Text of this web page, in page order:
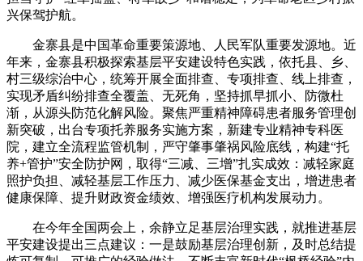
兴保驾护航。
金寨县是中国革命重要策源地、人民军队重要发源地。近
年来，金寨县积极探索基层平安建设特色实践，依托县、乡、
村三级综治中心，统筹开展全面排查、专项排查、线上排查，
实现矛盾纠纷排查全覆盖、无死角，坚持抓早抓小、防微杜
渐，从源头防范化解风险。聚焦严重精神障碍患者服务管理创
新突破，出台专项托养服务实施方案，新建专业精神专科医
院，建立全流程监管机制，严守肇事肇祸风险底线，构建“托
养+管护”安全防护网，取得“三减、三增”扎实成效：减轻家庭
照护负担、减轻基层工作压力、减少医保基金支出，增进患者
健康保障、提升财政资金绩效、增强医疗机构发展动力。
在今年全国两会上，余静立足基层治理实践，就推进基层
平安建设提出三点建议：一是鼓励基层治理创新，及时总结提